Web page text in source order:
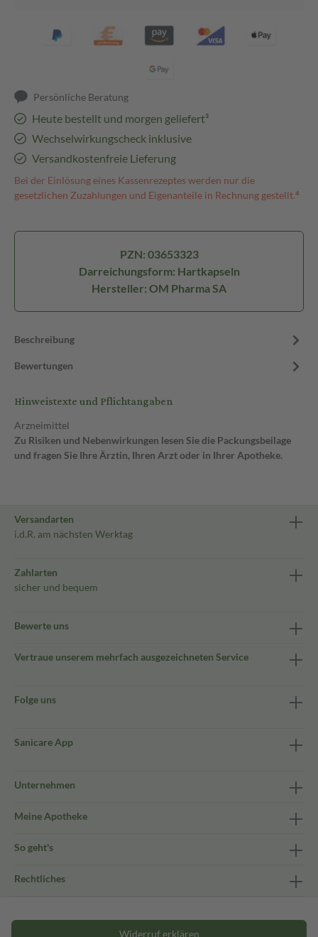
Persönliche Beratung
Heute bestellt und morgen geliefert³
Wechselwirkungscheck inklusive
Versandkostenfreie Lieferung
Bei der Einlösung eines Kassenrezeptes werden nur die
gesetzlichen Zuzahlungen und Eigenanteile in Rechnung gestellt.⁴
PZN: 03653323
Darreichungsform: Hartkapseln
Hersteller: OM Pharma SA
Beschreibung
Bewertungen
Hinweistexte und Pflichtangaben
Arzneimittel
Zu Risiken und Nebenwirkungen lesen Sie die Packungsbeilage
und fragen Sie Ihre Ärztin, Ihren Arzt oder in Ihrer Apotheke.
Versandarten
i.d.R. am nächsten Werktag
Zahlarten
sicher und bequem
Bewerte uns
Vertraue unserem mehrfach ausgezeichneten Service
Folge uns
Sanicare App
Unternehmen
Meine Apotheke
So geht's
Rechtliches
Widerruf erklären